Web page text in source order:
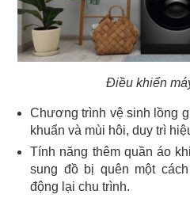
Điều khiển
Chương trình vệ sinh lồng
khuẩn và mùi hôi, duy trì
Tính năng thêm quần áo
sung đồ bị quên một
động lại chu trình.